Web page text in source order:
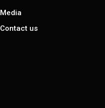
Media
Contact us